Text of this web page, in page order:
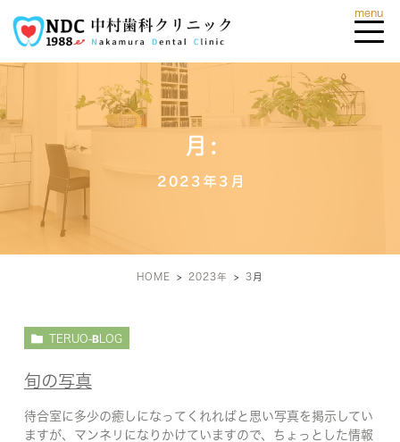
月:
2023年3月
HOME 2023年 3 月
TERUO-BLOG
旬の写真
待合室に多少の癒しになってくれればと思い写真を掲示してい
ますが、マンネリになりかけていますので、ちょっとした情報